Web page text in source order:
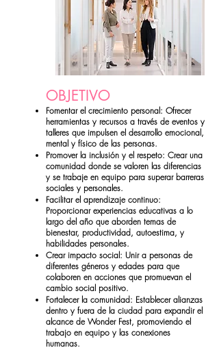
OBJETIVO
Fomentar el crecimiento personal: Ofrecer
herramientas y recursos a través de eventos y
talleres que impulsen el desarrollo emocional,
mental y físico de las personas.
Promover la inclusión y el respeto: Crear una
comunidad donde se valoren las diferencias
y se trabaje en equipo para superar barreras
sociales y personales.
Facilitar el aprendizaje continuo:
Proporcionar experiencias educativas a lo
largo del año que aborden temas de
bienestar, productividad, autoestima, y
habilidades personales.
Crear impacto social: Unir a personas de
diferentes géneros y edades para que
colaboren en acciones que promuevan el
cambio social positivo.
Fortalecer la comunidad: Establecer alianzas
dentro y fuera de la ciudad para expandir el
alcance de Wonder Fest, promoviendo el
trabajo en equipo y las conexiones
humanas.